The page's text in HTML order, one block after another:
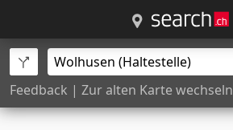
Feedback | Zur alten Karte wechseln